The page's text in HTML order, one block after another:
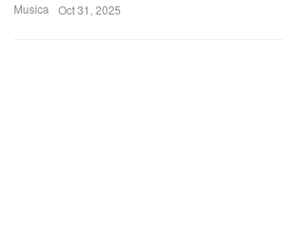
Musica
Oct 31, 2025